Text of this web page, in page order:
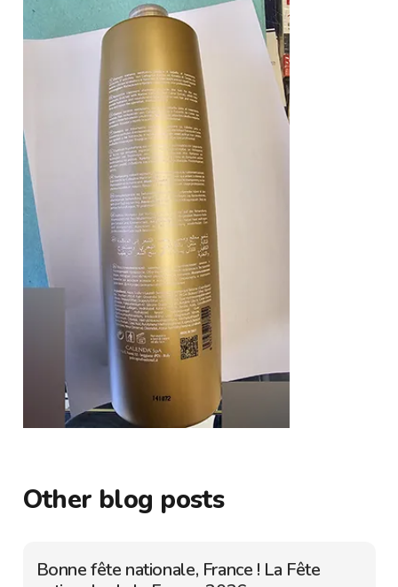
Other blog posts
Bonne fête nationale, France ! La Fête